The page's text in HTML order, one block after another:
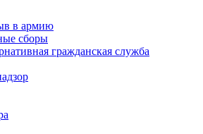
в армию
сборы
гражданская служба